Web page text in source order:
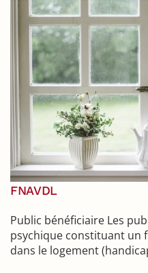
FNAVDL
Public bénéficiaire Les
psychique constituant un
dans le logement